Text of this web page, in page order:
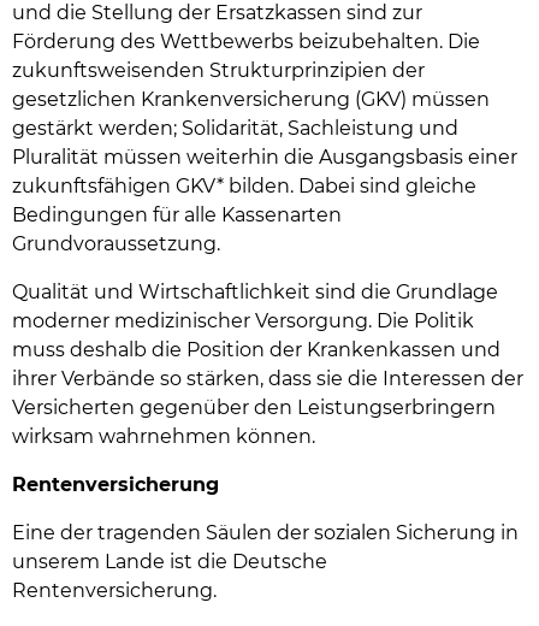
und die Stellung der Ersatzkassen sind zur
Förderung des Wettbewerbs beizubehalten. Die
zukunftsweisenden Strukturprinzipien der
gesetzlichen Krankenversicherung (GKV) müssen
gestärkt werden; Solidarität, Sachleistung und
Pluralität müssen weiterhin die Ausgangsbasis einer
zukunftsfähigen GKV* bilden. Dabei sind gleiche
Bedingungen für alle Kassenarten
Grundvoraussetzung.
Qualität und Wirtschaftlichkeit sind die Grundlage
moderner medizinischer Versorgung. Die Politik
muss deshalb die Position der Krankenkassen und
ihrer Verbände so stärken, dass sie die Interessen der
Versicherten gegenüber den Leistungserbringern
wirksam wahrnehmen können.
Rentenversicherung
Eine der tragenden Säulen der sozialen Sicherung in
unserem Lande ist die Deutsche
Rentenversicherung.